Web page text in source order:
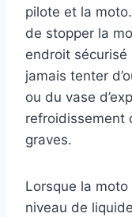
pilote et la
de stopper la
endroit sécurisé
jamais tenter
ou du vase
refroidissement
graves.
Lorsque la
niveau de